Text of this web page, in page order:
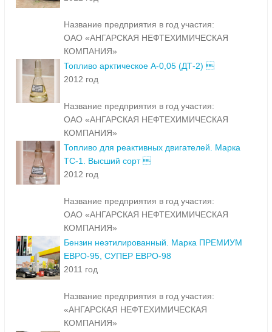
Название предприятия в год участия:
ОАО «АНГАРСКАЯ НЕФТЕХИМИЧЕСКАЯ
КОМПАНИЯ»
Топливо арктическое А-0,05 (ДТ-2) 
2012 год
Название предприятия в год участия:
ОАО «АНГАРСКАЯ НЕФТЕХИМИЧЕСКАЯ
КОМПАНИЯ»
Топливо для реактивных двигателей. Марка
ТС-1. Высший сорт 
2012 год
Название предприятия в год участия:
ОАО «АНГАРСКАЯ НЕФТЕХИМИЧЕСКАЯ
КОМПАНИЯ»
Бензин неэтилированный. Марка ПРЕМИУМ
ЕВРО-95, СУПЕР ЕВРО-98
2011 год
Название предприятия в год участия:
«АНГАРСКАЯ НЕФТЕХИМИЧЕСКАЯ
КОМПАНИЯ»